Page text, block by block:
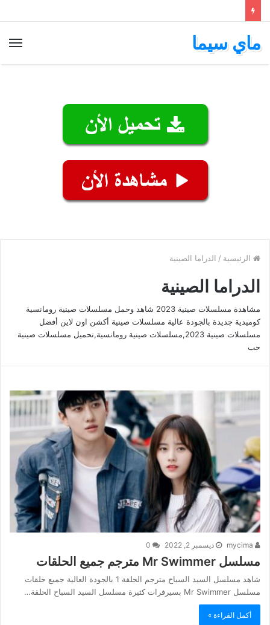
ماي سيما
الرئيسية / الدراما الصينية
الدراما الصينية
مشاهدة مسلسلات صينية 2023 شاهد وحمل مسلسلات صينية رومانسية
كوميدية جديدة بالجودة عالية مسلسلات صينية أكشن اون لاين أفضل
مسلسلات صينية 2023,مسلسلات صينية رومانسية,تحميل مسلسلات صينية
حب
ديسمبر 2, 2022
مسلسل Mr Swimmer مترجم جميع الحلقات
شاهد مسلسل السيد السباح مترجم الحلقة 1 بالجودة العالية جميع حلقات
مسلسل Mr Swimmer بسيرفرات كثيرة مسلسل السيد السباح الحلقة…
أكمل القراءة »